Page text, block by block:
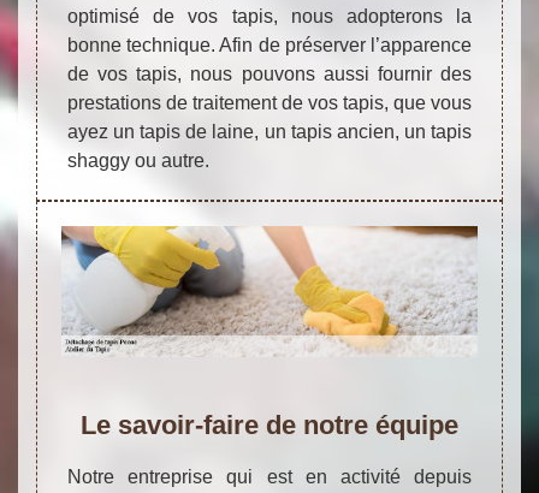
optimisé de vos tapis, nous adopterons la
bonne technique. Afin de préserver l’apparence
de vos tapis, nous pouvons aussi fournir des
prestations de traitement de vos tapis, que vous
ayez un tapis de laine, un tapis ancien, un tapis
shaggy ou autre.
Le savoir-faire de notre équipe
Notre entreprise qui est en activité depuis